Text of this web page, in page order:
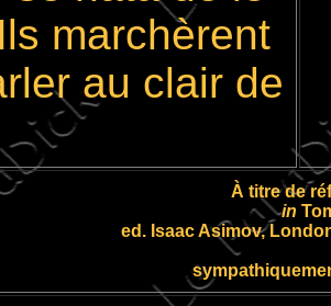
marchèrent
au clair de
À titre de
in
ed. Isaac Asimov,